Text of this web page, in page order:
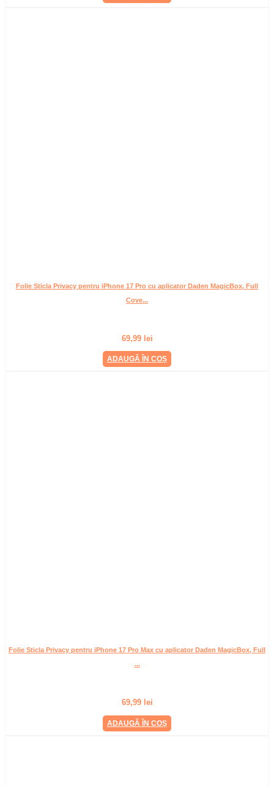
Folie Sticla Privacy pentru iPhone 17 Pro cu aplicator Daden MagicBox, Full
Cove...
69,99 lei
ADAUGĂ ÎN COȘ
Folie Sticla Privacy pentru iPhone 17 Pro Max cu aplicator Daden MagicBox, Full
...
69,99 lei
ADAUGĂ ÎN COȘ